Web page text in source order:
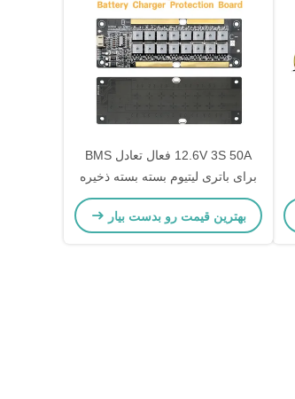
12.6V 3S 50A فعال تعادل BMS
برای باتری لیتیوم بسته بسته ذخیره
سازی خانه
بهترین قیمت رو بدست بیار